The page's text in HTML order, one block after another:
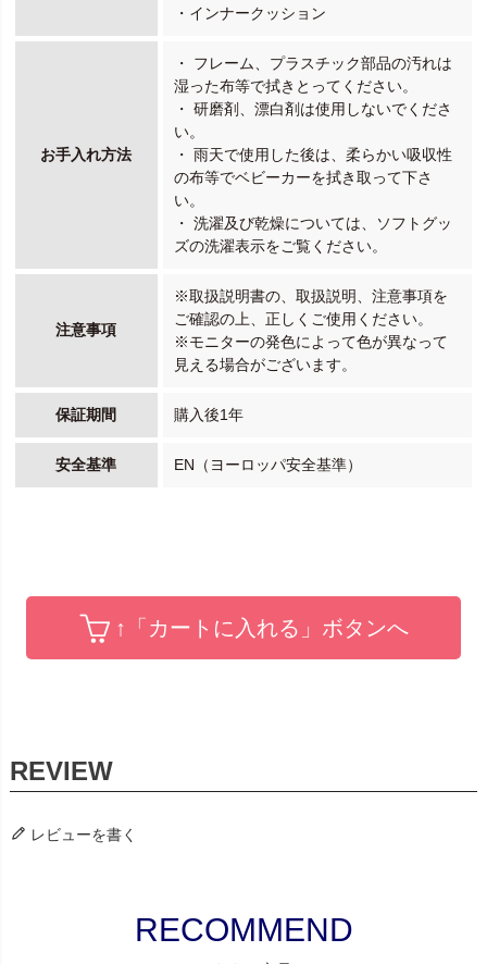
・インナークッション
お手入れ方法
・ フレーム、プラスチック部品の汚れは
湿った布等で拭きとってください。
・ 研磨剤、漂白剤は使用しないでくださ
い。
・ 雨天で使用した後は、柔らかい吸収性
の布等でベビーカーを拭き取って下さ
い。
・ 洗濯及び乾燥については、ソフトグッ
ズの洗濯表示をご覧ください。
注意事項
※取扱説明書の、取扱説明、注意事項を
ご確認の上、正しくご使用ください。
※モニターの発色によって色が異なって
見える場合がございます。
保証期間 購入後1年
安全基準 EN（ヨーロッパ安全基準）
↑「カートに入れる」ボタンへ
レビューを書く